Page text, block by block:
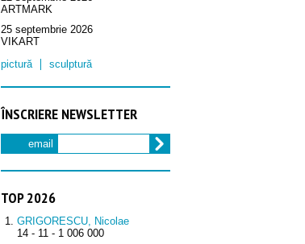
ARTMARK
25 septembrie 2026
VIKART
pictură
sculptură
ÎNSCRIERE NEWSLETTER
email
TOP 2026
GRIGORESCU, Nicolae
14 - 11 - 1 006 000